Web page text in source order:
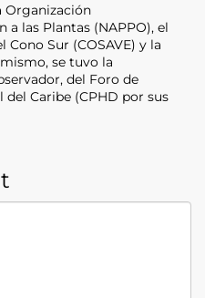
Organización
las Plantas (NAPPO), el
Sur (COSAVE) y la
se tuvo la
del Foro de
Caribe (CPHD por sus